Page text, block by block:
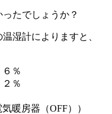
たでしょうか？
湿計によりますと、
％
％
房器（OFF））